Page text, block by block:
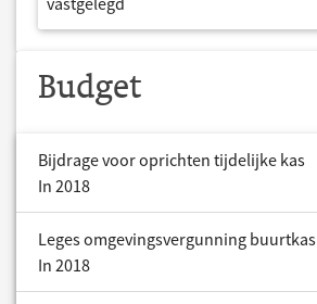
Budget
Bijdrage voor oprichten tijdelijke kas
In 2018
Leges omgevingsvergunning buurtkas
In 2018